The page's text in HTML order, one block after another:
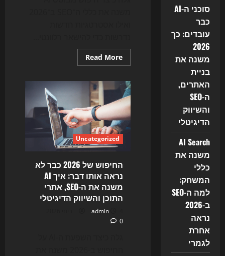
Read More
more
ה־SEO
של
עדיין
עובד?
כך
חיפוש
ה־AI
משנה
את
המשחק
Uncategorized
החיפוש של 2026 כבר לא
נראה אותו דבר: איך AI
משנה את ה-SEO, אתרי
התוכן והשיווק הדיגיטלי
admin
0
סוכני ה-AI
כבר
עובדים: כך
2026
משנה את
בניית
האתרים,
ה-SEO
והשיווק
הדיגיטלי
AI Search
משנה את
כללי
המשחק:
למה ה-SEO
ב-2026
נראה
אחרת
לגמרי